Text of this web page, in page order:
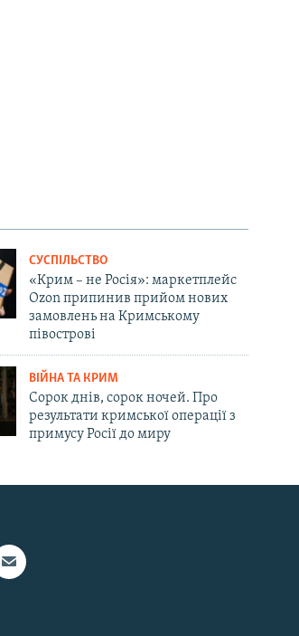
СУСПІЛЬСТВО
«Крим – не Росія»: маркетплейс
Ozon припинив прийом нових
замовлень на Кримському
півострові
ВІЙНА ТА КРИМ
Сорок днів, сорок ночей. Про
результати кримської операції з
примусу Росії до миру